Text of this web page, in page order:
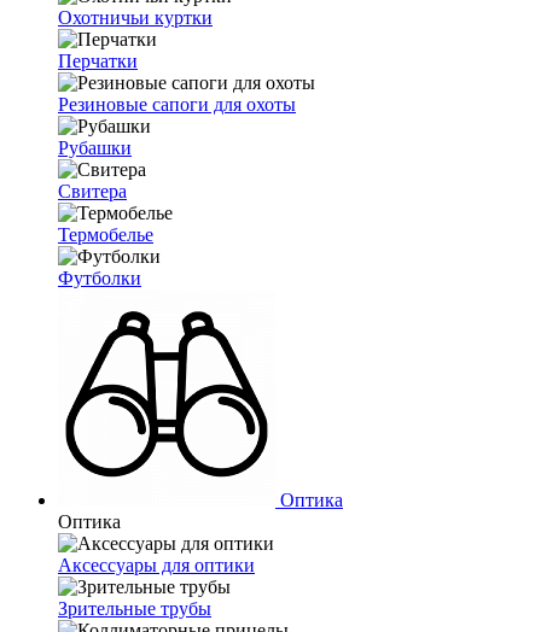
Охотничьи куртки
Перчатки
Резиновые сапоги для охоты
Рубашки
Свитера
Термобелье
Футболки
Оптика
Оптика
Аксессуары для оптики
Зрительные трубы